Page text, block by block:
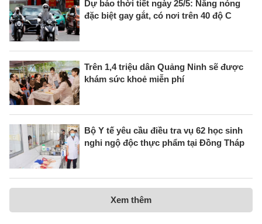
Dự báo thời tiết ngày 25/5: Nắng nóng
đặc biệt gay gắt, có nơi trên 40 độ C
Trên 1,4 triệu dân Quảng Ninh sẽ được
khám sức khoẻ miễn phí
Bộ Y tế yêu cầu điều tra vụ 62 học sinh
nghi ngộ độc thực phẩm tại Đồng Tháp
Xem thêm